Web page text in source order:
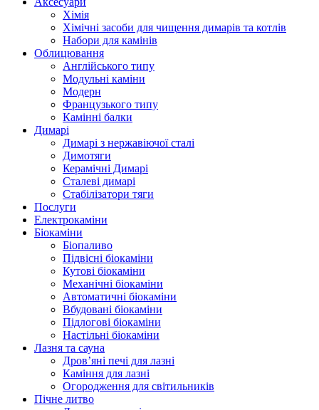
Хімія
Хімічні засоби для чищення димарів та котлів
Набори для камінів
Облицювання
Англійського типу
Модульні каміни
Модерн
Французького типу
Камінні балки
Димарі
Димарі з нержавіючої сталі
Димотяги
Керамічні Димарі
Сталеві димарі
Стабілізатори тяги
Послуги
Електрокаміни
Біокаміни
Біопаливо
Підвісні біокаміни
Кутові біокаміни
Механічні біокаміни
Автоматичні біокаміни
Вбудовані біокаміни
Підлогові біокаміни
Настільні біокаміни
Лазня та сауна
Дров’яні печі для лазні
Каміння для лазні
Огородження для світильників
Пічне литво